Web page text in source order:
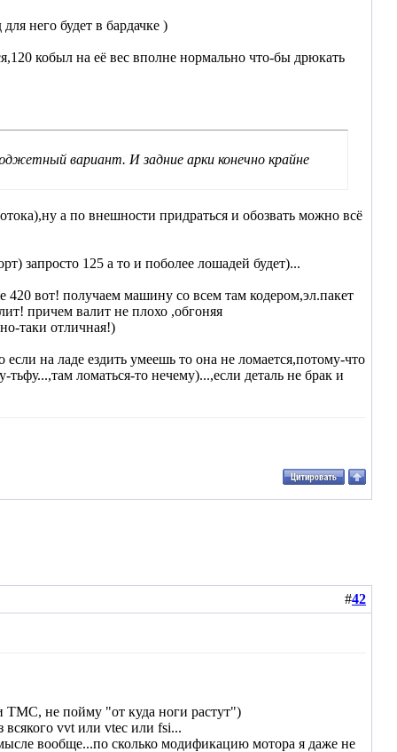
него будет в бардачке )
кобыл на её вес вполне нормально что-бы дрюкать
вариант. И задние арки конечно крайне
а по внешности придраться и обозвать можно всё
запросто 125 а то и поболее лошадей будет)...
420 вот! получаем машину со всем там кодером,эл.пакет
причем валит не плохо ,обгоняя
таки отличная!)
на ладе ездить умеешь то она не ломается,потому-что
ломаться-то нечему)...,если деталь не брак и
#42
ТМС, не пойму "от куда ноги растут")
vvt или vtec или fsi...
вообще...по сколько модификацию мотора я даже не